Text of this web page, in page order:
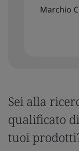
Marchio
Sei alla
qualificato
tuoi